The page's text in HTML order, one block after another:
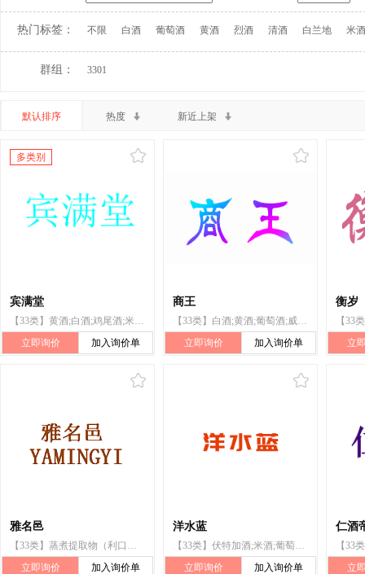
热门标签： 不限 白酒 葡萄酒 黄酒 烈酒 清酒 白兰地 米酒
群组： 3301
默认排序 热度 新近上架
多类别
宾满堂
【33类】黄酒;白酒;鸡尾酒;米酒;白兰地;伏特加酒;青稞酒;蜂蜜酒;利口酒;朗姆酒
立即询价
加入询价单
商王
【33类】白酒;黄酒;葡萄酒;威士忌;伏特加酒;汽酒
立即询价
加入询价单
衡岁
立
雅名邑
【33类】蒸煮提取物（利口酒和烈酒）;白酒;鸡尾酒;朗姆酒;黄酒;威士忌;葡萄酒;白兰地;伏特加酒;清酒（日本米酒）
立即询价
加入询价单
洋水蓝
【33类】伏特加酒;米酒;葡萄酒;黄酒;酒精饮料（啤酒除外）;烧酒;白酒;烈酒（饮料）;鸡尾酒;开胃酒
立即询价
加入询价单
仁酒
立